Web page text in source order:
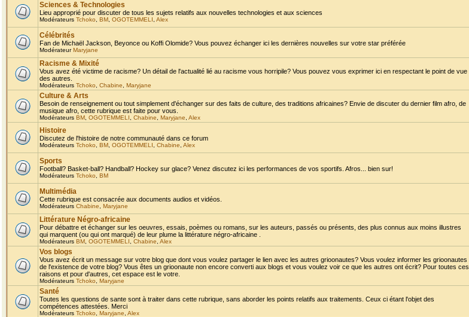
Sciences & Technologies
Lieu approprié pour discuter de tous les sujets relatifs aux nouvelles technologies et aux sciences
Modérateurs Tchoko BM OGOTEMMELI Alex
Célébrités
Fan de Michaël Jackson, Beyonce ou Koffi Olomide? Vous pouvez échanger ici les dernières nouvelles sur votre star préférée
ModérateurMaryjane
Racisme & Mixité
Vous avez été victime de racisme? Un détail de l'actualité lié au racisme vous horripile? Vous pouvez vous exprimer ici en respectant le point de vue
des autres.
Modérateurs Tchoko Chabine Maryjane
Culture & Arts
Besoin de renseignement ou tout simplement d'échanger sur des faits de culture, des traditions africaines? Envie de discuter du dernier film afro, de
musique afro, cette rubrique est faite pour vous.
Modérateurs BM OGOTEMMELI Chabine Maryjane Alex
Histoire
Discutez de l'histoire de notre communauté dans ce forum
Modérateurs Tchoko BM OGOTEMMELI Chabine Alex
Sports
Football? Basket-ball? Handball? Hockey sur glace? Venez discutez ici les performances de vos sportifs. Afros... bien sur!
Modérateurs Tchoko BM
Multimédia
Cette rubrique est consacrée aux documents audios et vidéos.
Modérateurs Chabine Maryjane
Littérature Négro-africaine
Pour débattre et échanger sur les oeuvres, essais, poèmes ou romans, sur les auteurs, passés ou présents, des plus connus aux moins illustres
qui marquent (ou qui ont marqué) de leur plume la littérature négro-africaine .
Modérateurs BM OGOTEMMELI Chabine Alex
Vos blogs
Vous avez écrit un message sur votre blog que dont vous voulez partager le lien avec les autres grioonautes? Vous voulez informer les grioonautes
de l'existence de votre blog? Vous êtes un grioonaute non encore converti aux blogs et vous voulez voir ce que les autres ont écrit? Pour toutes ces
raisons et pour d'autres, cet espace est le votre.
Modérateurs Tchoko Maryjane
Santé
Toutes les questions de sante sont à traiter dans cette rubrique, sans aborder les points relatifs aux traitements. Ceux ci étant l'objet des
compétences attestées. Merci
Modérateurs Tchoko Maryjane Alex